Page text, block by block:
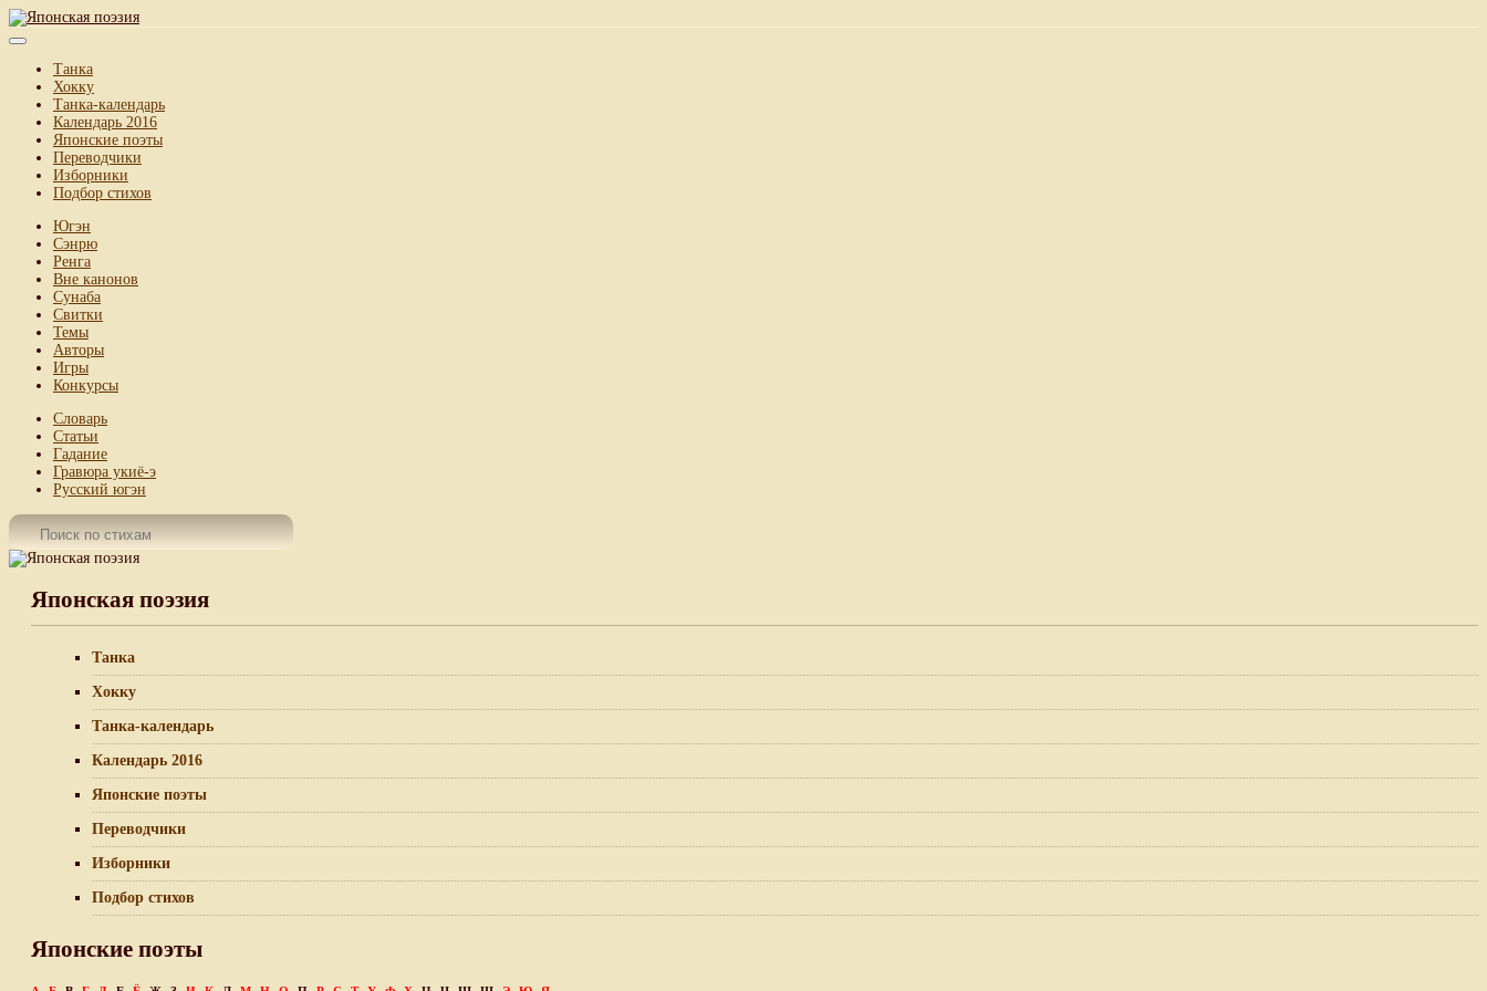
Танка
Хокку
Танка-календарь
Календарь 2016
Японские поэты
Переводчики
Изборники
Подбор стихов
Югэн
Сэнрю
Ренга
Вне канонов
Сунаба
Свитки
Темы
Авторы
Игры
Конкурсы
Словарь
Статьи
Гадание
Гравюра укиё-э
Русский югэн
Японская поэзия
Танка
Хокку
Танка-календарь
Календарь 2016
Японские поэты
Переводчики
Изборники
Подбор стихов
Японские поэты